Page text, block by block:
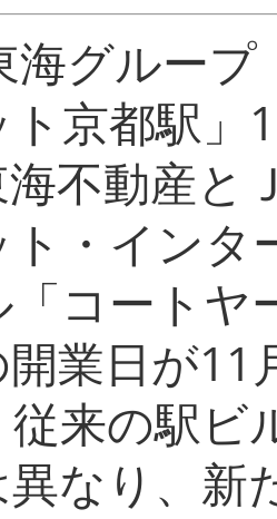
海グルー
京都駅」
不動産と
ト・インタ
「コートヤ
業日が11
来の駅ビ
なり、新